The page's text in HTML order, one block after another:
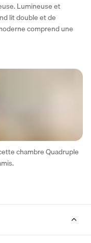
Lumineuse et
lit double et de
comprend une
chambre Quadruple